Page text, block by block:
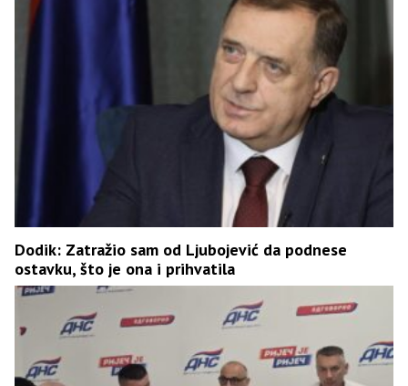
Dodik: Zatražio sam od Ljubojević da podnese
ostavku, što je ona i prihvatila